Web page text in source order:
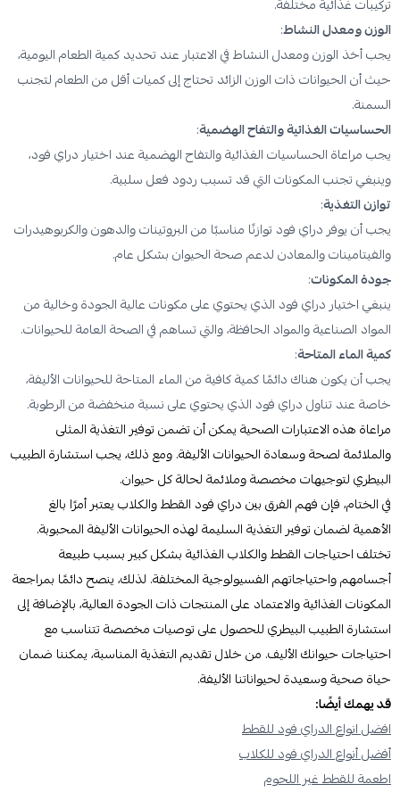
الوزن ومعدل النشاط:
يجب أخذ الوزن ومعدل النشاط في الاعتبار عند تحديد كمية الطعام اليومية،
حيث أن الحيوانات ذات الوزن الزائد تحتاج إلى كميات أقل من الطعام لتجنب
السمنة.
الحساسيات الغذائية والتفاح الهضمية:
يجب مراعاة الحساسيات الغذائية والتفاح الهضمية عند اختيار دراي فود،
وينبغي تجنب المكونات التي قد تسبب ردود فعل سلبية.
توازن التغذية:
يجب أن يوفر دراي فود توازنًا مناسبًا من البروتينات والدهون والكربوهيدرات
والفيتامينات والمعادن لدعم صحة الحيوان بشكل عام.
جودة المكونات:
ينبغي اختيار دراي فود الذي يحتوي على مكونات عالية الجودة وخالية من
المواد الصناعية والمواد الحافظة، والتي تساهم في الصحة العامة للحيوانات.
كمية الماء المتاحة:
يجب أن يكون هناك دائمًا كمية كافية من الماء المتاحة للحيوانات الأليفة،
خاصة عند تناول دراي فود الذي يحتوي على نسبة منخفضة من الرطوبة.
مراعاة هذه الاعتبارات الصحية يمكن أن تضمن توفير التغذية المثلى
والملائمة لصحة وسعادة الحيوانات الأليفة. ومع ذلك، يجب استشارة الطبيب
البيطري لتوجيهات مخصصة وملائمة لحالة كل حيوان.
في الختام، فإن فهم الفرق بين دراي فود القطط والكلاب يعتبر أمرًا بالغ
الأهمية لضمان توفير التغذية السليمة لهذه الحيوانات الأليفة المحبوبة.
تختلف احتياجات القطط والكلاب الغذائية بشكل كبير بسبب طبيعة
أجسامهم واحتياجاتهم الفسيولوجية المختلفة. لذلك، ينصح دائمًا بمراجعة
المكونات الغذائية والاعتماد على المنتجات ذات الجودة العالية، بالإضافة إلى
استشارة الطبيب البيطري للحصول على توصيات مخصصة تتناسب مع
احتياجات حيوانك الأليف. من خلال تقديم التغذية المناسبة، يمكننا ضمان
حياة صحية وسعيدة لحيواناتنا الأليفة.
قد يهمك أيضًا:
افضل انواع الدراي فود للقطط
أفضل أنواع الدراي فود للكلاب
اطعمة للقطط غير اللحوم